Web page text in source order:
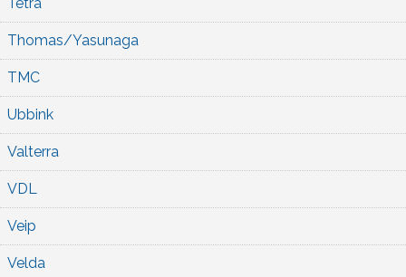
Thomas/Yasunaga
TMC
Ubbink
Valterra
VDL
Veip
Velda